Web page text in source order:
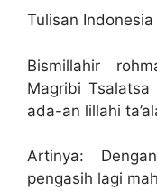
Tulisan
Bismillahir
Magribi Tsalatsa
ada-an lillahi
Artinya:
pengasih lagi